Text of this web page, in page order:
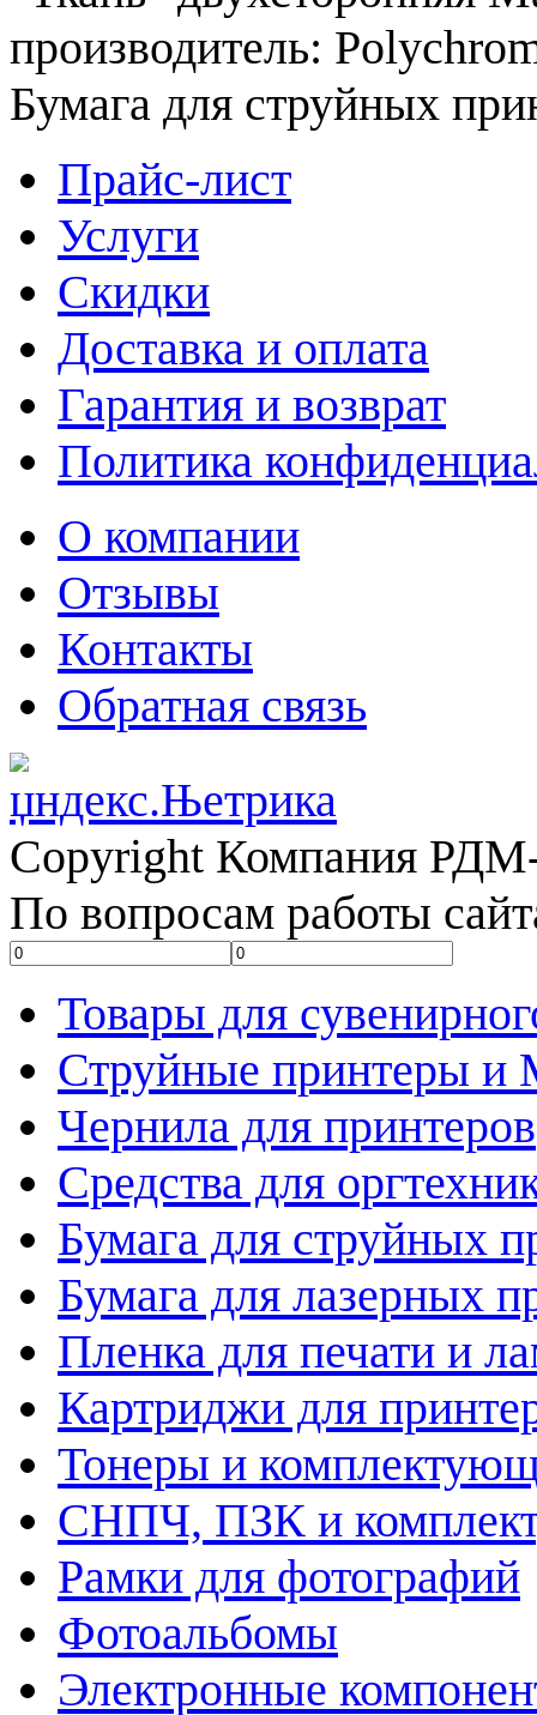
производитель:
Бумага для струйных
Прайс-лист
Услуги
Скидки
Доставка и оплата
Гарантия и возврат
Политика
О компании
Отзывы
Контакты
Обратная связь
Copyright Компания
По вопросам работы
Товары для
Струйные принтеры
Чернила для принтеров
Средства для
Бумага для струйных
Бумага для лазерных
Пленка для печати и
Картриджи для
Тонеры и
СНПЧ, ПЗК и
Рамки для фотографий
Фотоальбомы
Электронные